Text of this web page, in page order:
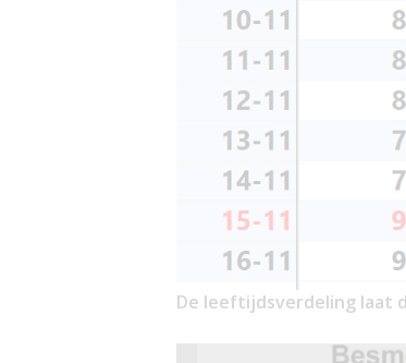
De leeftijdsverdeling laat